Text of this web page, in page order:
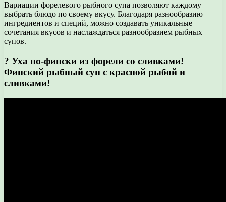
Вариации форелевого рыбного супа позволяют каждому
выбрать блюдо по своему вкусу. Благодаря разнообразию
ингредиентов и специй, можно создавать уникальные
сочетания вкусов и наслаждаться разнообразием рыбных
супов.
? Уха по-фински из форели со сливками!
Финский рыбный суп с красной рыбой и
сливками!